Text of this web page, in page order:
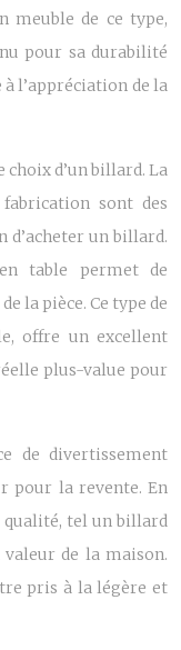
meuble de ce type,
pour sa durabilité
l’appréciation de la
d’un billard. La
sont des
d’acheter un billard.
table permet de
la pièce. Ce type de
offre un excellent
plus-value pour
de divertissement
pour la revente. En
qualité, tel un billard
de la maison.
pris à la légère et